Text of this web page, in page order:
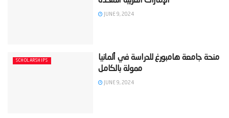
JUNE 9, 2024
SCHOLARSHIPS
‫منحة جامعة هامبورغ للدراسة في ألمانيا
JUNE 9, 2024